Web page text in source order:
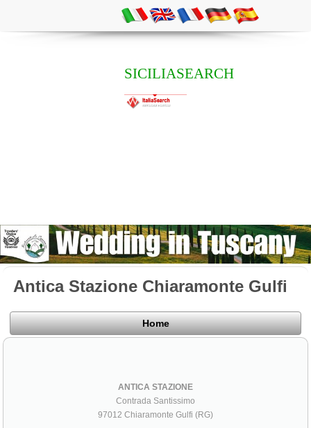
SICILIASEARCH
Antica Stazione Chiaramonte Gulfi
Home
ANTICA STAZIONE
Contrada Santissimo
97012 Chiaramonte Gulfi (RG)